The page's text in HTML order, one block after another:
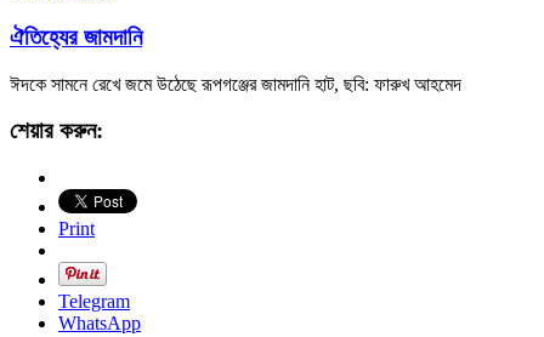
ঐতিহ্যের জামদানি
ঈদকে সামনে রেখে জমে উঠেছে রূপগঞ্জের জামদানি হাট, ছবি: ফারুখ আহমেদ
শেয়ার করুন:
Print
Telegram
WhatsApp